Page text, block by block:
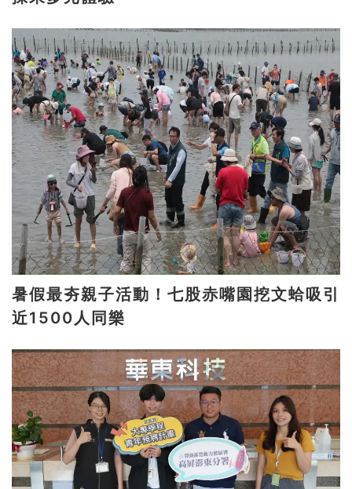
暑假最夯親子活動！七股赤嘴園挖文蛤吸引
近1500人同樂